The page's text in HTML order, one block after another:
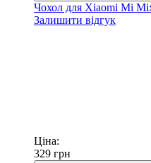
Чохол для Xiaomi Mi
Залишити відгук
Ціна:
329 грн